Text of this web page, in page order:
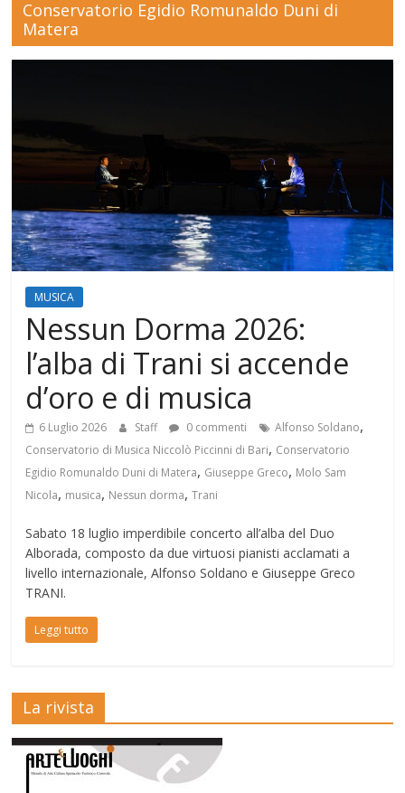
Mensile
di
arte,
curiosità
Conservatorio Egidio Romunaldo Duni di
Matera
MUSICA
Nessun Dorma 2026:
l’alba di Trani si accende
d’oro e di musica
6 Luglio 2026 Staff 0 commenti Alfonso Soldano,
Conservatorio di Musica Niccolò Piccinni di Bari, Conservatorio
Egidio Romunaldo Duni di Matera, Giuseppe Greco, Molo Sam
Nicola, musica, Nessun dorma,Trani
Sabato 18 luglio imperdibile concerto all’alba del Duo
Alborada, composto da due virtuosi pianisti acclamati a
livello internazionale, Alfonso Soldano e Giuseppe Greco
TRANI.
Leggi tutto
La rivista